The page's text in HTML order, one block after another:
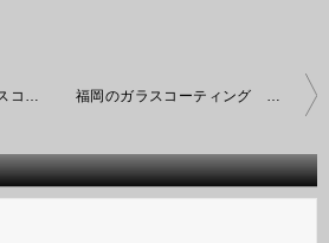
雨の福岡 車磨きとガラスコーティング専門店 福岡のガラスコーティング 梅雨